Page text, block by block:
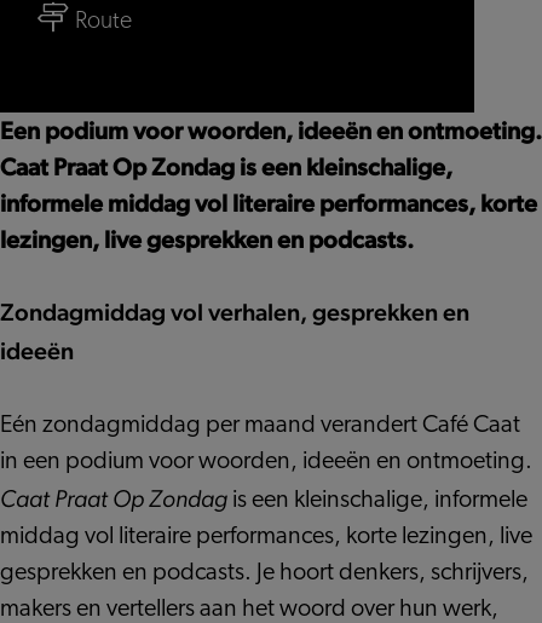
Zondag
#4
Routenaar
–
Op
Zondag
#4
Een podium voor woorden, ideeën en ontmoeting.
Caat Praat Op Zondag is een kleinschalige,
informele middag vol literaire performances, korte
lezingen, live gesprekken en podcasts.
Zondagmiddag vol verhalen, gesprekken en
ideeën
Eén zondagmiddag per maand verandert Café Caat
in een podium voor woorden, ideeën en ontmoeting.
Caat Praat Op Zondag is een kleinschalige, informele
middag vol literaire performances, korte lezingen, live
gesprekken en podcasts. Je hoort denkers, schrijvers,
makers en vertellers aan het woord over hun werk,